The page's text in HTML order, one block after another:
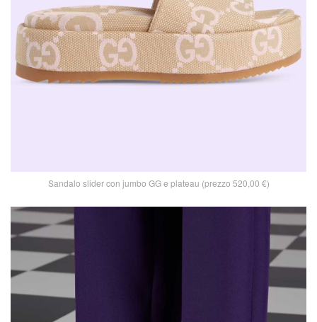
Sandalo slider con jumbo GG e plateau (prezzo 520,00 €)